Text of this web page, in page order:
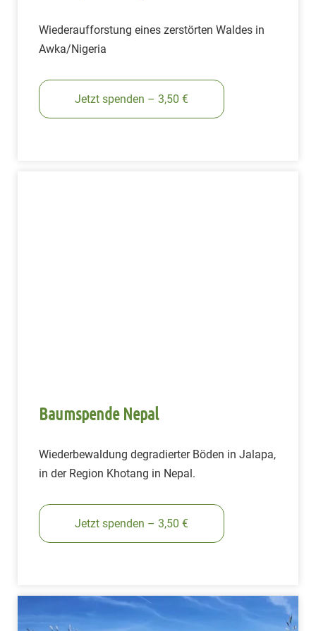
Wiederaufforstung eines zerstörten Waldes in
Awka/Nigeria
Jetzt spenden – 3,50 €
Baumspende Nepal
Wiederbewaldung degradierter Böden in Jalapa,
in der Region Khotang in Nepal.
Jetzt spenden – 3,50 €